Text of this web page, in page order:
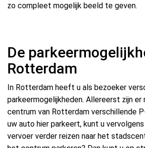
zo compleet mogelijk beeld te geven.
De
Rotterdam
In Rotterdam heeft u als bezoeker
parkeermogelijkheden. Allereerst zijn er
centrum van Rotterdam verschillende
uw auto hier parkeert, kunt u
vervoer verder reizen naar het